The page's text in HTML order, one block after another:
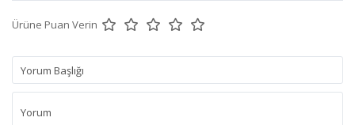
Ürüne Puan Verin